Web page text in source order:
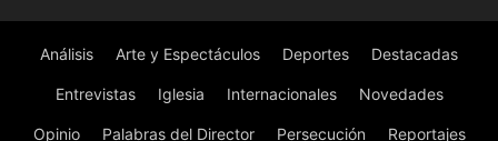
Análisis Arte y Espectáculos Deportes Destacadas
Entrevistas Iglesia Internacionales Novedades
Opinio Palabras del Director Persecución Reportajes